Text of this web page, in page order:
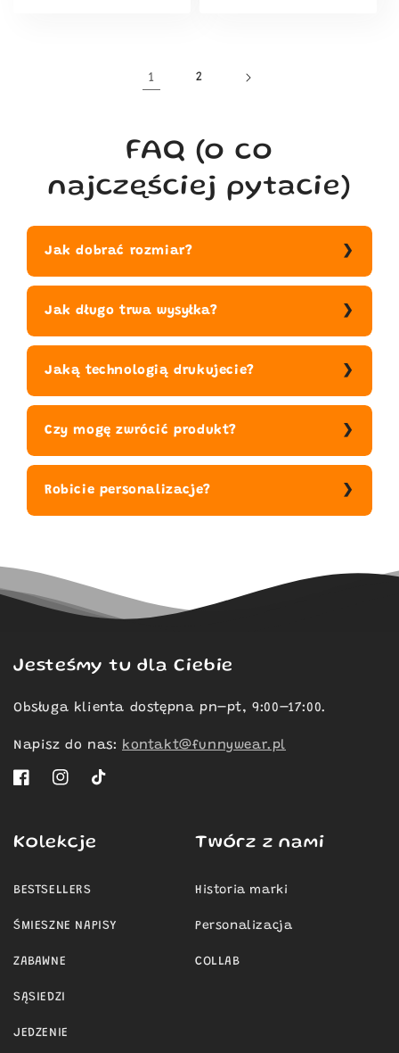
1 2
FAQ (o co
najczęściej pytacie)
Jak dobrać rozmiar?
Jak długo trwa wysyłka?
Jaką technologią drukujecie?
Czy mogę zwrócić produkt?
Robicie personalizacje?
Jesteśmy tu dla Ciebie
Obsługa klienta dostępna pn–pt, 9:00–17:00.
Napisz do nas: kontakt@funnywear.pl
FacebookInstagram
TikTok
Kolekcje
BESTSELLERS
ŚMIESZNE NAPISY
ZABAWNE
SĄSIEDZI
JEDZENIE
Twórz z nami
Historia marki
Personalizacja
COLLAB